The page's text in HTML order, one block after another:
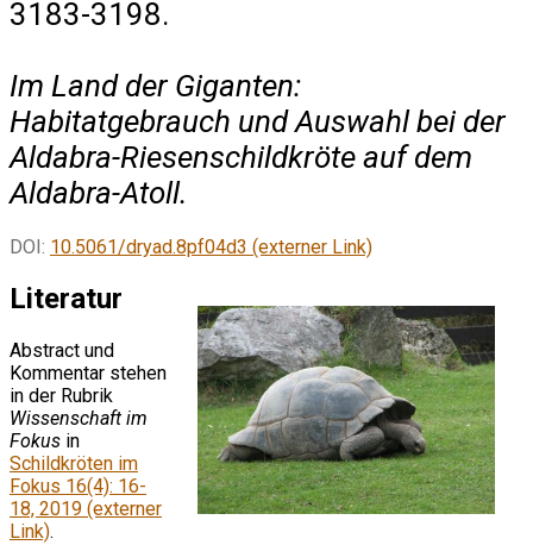
3183-3198.
Im Land der Giganten:
Habitatgebrauch und Auswahl bei der
Aldabra-Riesenschildkröte auf dem
Aldabra-Atoll.
DOI: 10.5061/dryad.8pf04d3 (externer Link)
Literatur
Abstract und
Kommentar stehen
in der Rubrik
Wissenschaft im
Fokus in
Schildkröten im
Fokus 16(4): 16-
18, 2019 (externer
Link).